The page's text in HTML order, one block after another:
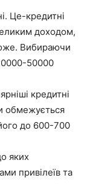
Це-кредитні
доходом,
Вибираючи
50000
кредитні
обмежується
до 600-700
яких
привілеїв та